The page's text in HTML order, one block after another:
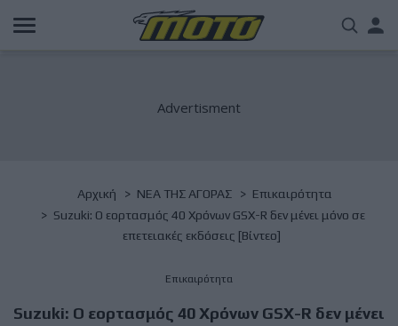
Παράκαμψη
προς
Breadcrumb
Αρχική NΕΑ ΤΗΣ ΑΓΟΡΑΣ
Επικαιρότητα
Suzuki: Ο εορτασμός 40 Χρόνων GSX-R δεν μένει μόνο σε
επετειακές εκδόσεις [Βίντεο]
Επικαιρότητα
Suzuki: Ο εορτασμός 40 Χρόνων GSX-R δεν μένει